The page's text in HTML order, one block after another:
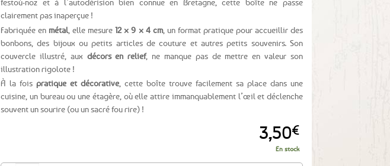
festoù-noz et à l’autodérision bien connue en Bretagne, cette boîte ne passe
clairement pas inaperçue !
Fabriquée en métal , elle mesure12 × 9 × 4 cm, un format pratique pour accueillir des
bonbons, des bijoux ou petits articles de couture et autres petits souvenirs. Son
couvercle illustré, aux décors en relief, ne manque pas de mettre en valeur son
illustration rigolote !
À la fois pratique et décorative , cette boîte trouve facilement sa place dans une
cuisine, un bureau ou une étagère, où elle attire immanquablement l’œil et déclenche
souvent un sourire (ou un sacré fou rire) !
3,50€
En stock